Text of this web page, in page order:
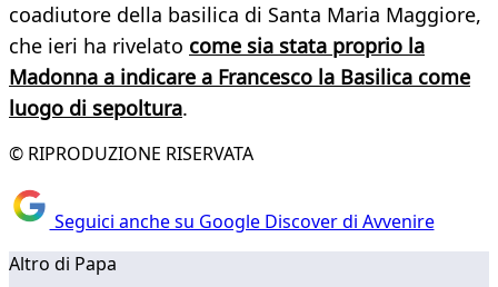
coadiutore della basilica di Santa Maria Maggiore,
che ieri ha rivelato come sia stata proprio la
Madonna a indicare a Francesco la Basilica come
luogo di sepoltura.
© RIPRODUZIONE RISERVATA
Seguici anche su Google Discover di Avvenire
Altro di Papa